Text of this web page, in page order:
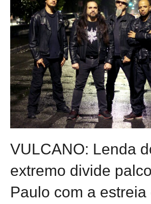
VULCANO: Lenda
extremo divide
Paulo com a estreia